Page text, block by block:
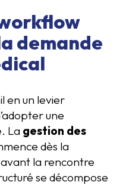
demande
en un levier
une
La gestion des
dès la
la rencontre
se décompose